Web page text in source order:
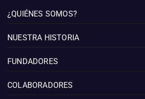
¿QUIÉNES SOMOS?
NUESTRA HISTORIA
FUNDADORES
COLABORADORES